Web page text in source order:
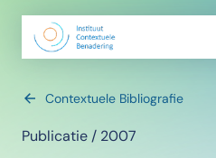
Contextuele Bibliografie
Publicatie / 2007